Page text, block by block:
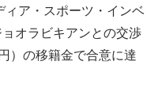
ア・スポーツ・インベ
オラビキアンとの交渉
）の移籍金で合意に達